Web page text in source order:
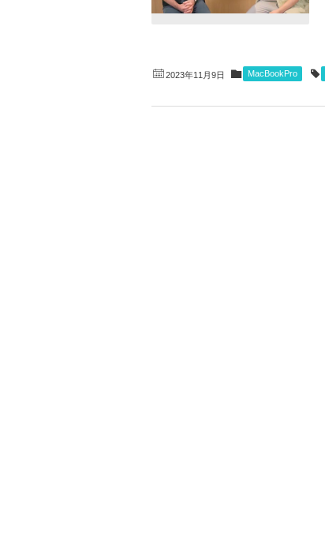
2023年11月9日 MacBookPro